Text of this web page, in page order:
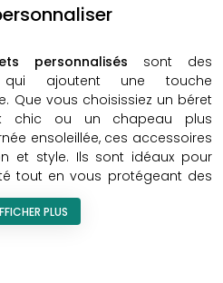
personnalisés sont des
qui ajoutent une touche
Que vous choisissiez un béret
chic ou un chapeau plus
ensoleillée, ces accessoires
et style. Ils sont idéaux pour
tout en vous protégeant des
touche finale parfaite à vos
PLUS